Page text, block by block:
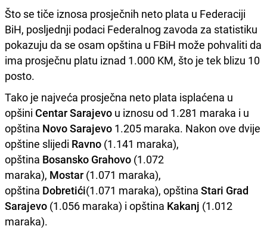
Što se tiče iznosa prosječnih neto plata u Federaciji
BiH, posljednji podaci Federalnog zavoda za statistiku
pokazuju da se osam opština u FBiH može pohvaliti da
ima prosječnu platu iznad 1.000 KM, što je tek blizu 10
posto.
Tako je najveća prosječna neto plata isplaćena u
opšini Centar Sarajevo u iznosu od 1.281 maraka i u
opština Novo Sarajevo 1.205 maraka. Nakon ove dvije
opštine slijedi Ravno (1.141 maraka),
opština Bosansko Grahovo (1.072
maraka), Mostar (1.071 maraka),
opština Dobretići(1.071 maraka), opština Stari Grad
Sarajevo (1.056 maraka) i opština Kakanj (1.012
maraka).